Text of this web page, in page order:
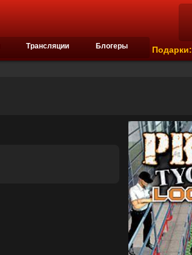
Подарки:
Трансляции Блогеры